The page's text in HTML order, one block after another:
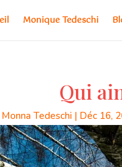
Monique Tedeschi
Qui
Monna Tedeschi | Déc 16,